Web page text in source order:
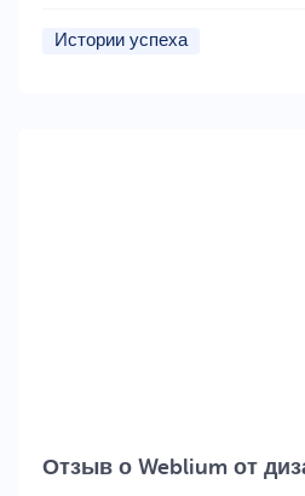
Истории успеха
Отзыв о Weblium от